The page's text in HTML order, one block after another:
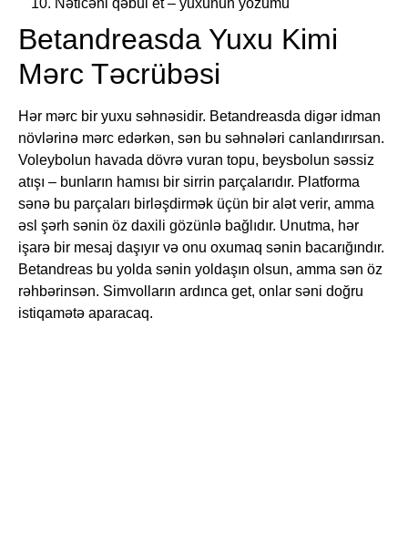
Betandreasda Yuxu Kimi
Mərc Təcrübəsi
Hər mərc bir yuxu səhnəsidir. Betandreasda digər idman
növlərinə mərc edərkən, sən bu səhnələri canlandırırsan.
Voleybolun havada dövrə vuran topu, beysbolun səssiz
atışı – bunların hamısı bir sirrin parçalarıdır. Platforma
sənə bu parçaları birləşdirmək üçün bir alət verir, amma
əsl şərh sənin öz daxili gözünlə bağlıdır. Unutma, hər
işarə bir mesaj daşıyır və onu oxumaq sənin bacarığındır.
Betandreas bu yolda sənin yoldaşın olsun, amma sən öz
rəhbərinsən. Simvolların ardınca get, onlar səni doğru
istiqamətə aparacaq.